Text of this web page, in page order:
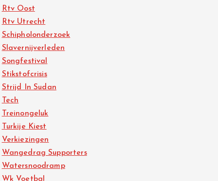
Rtv Oost
Rtv Utrecht
Schipholonderzoek
Slavernijverleden
Songfestival
Stikstofcrisis
Strijd In Sudan
Tech
Treinongeluk
Turkije Kiest
Verkiezingen
Wangedrag Supporters
Watersnoodramp
Wk Voetbal